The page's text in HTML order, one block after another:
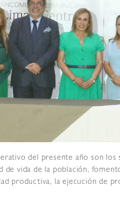
del presente año son los
de vida de la población,
productiva, la ejecución de